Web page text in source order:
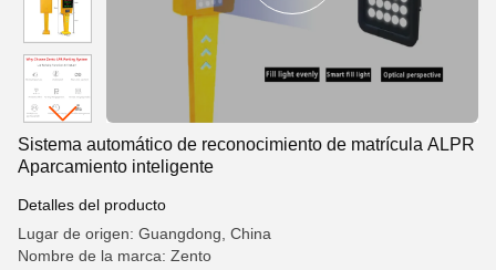
Sistema automático de reconocimiento de matrícula ALPR
Aparcamiento inteligente
Detalles del producto
Lugar de origen: Guangdong, China
Nombre de la marca: Zento